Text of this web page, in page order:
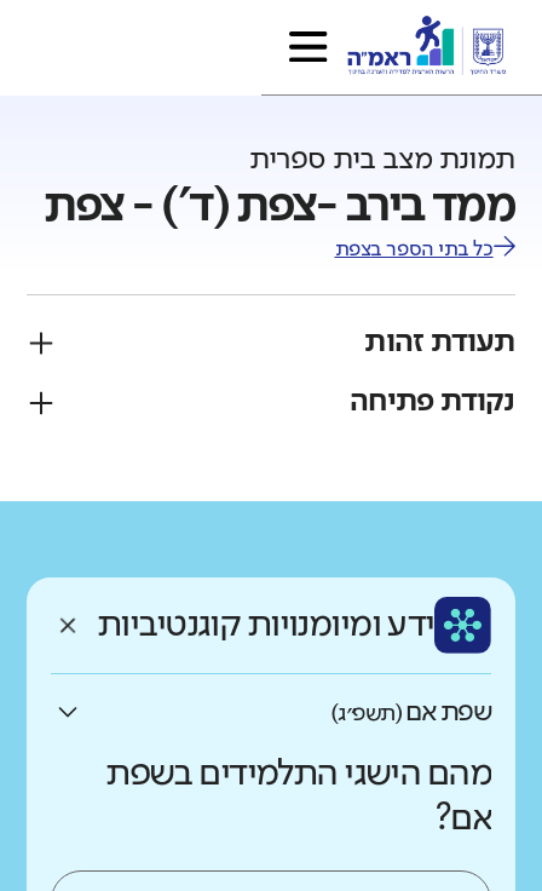
תמונת מצב בית ספרית
ממד בירב -צפת (ד') - צפת
כל בתי הספר בצפת
תעודת זהות
פיקוח
עברית ותיק מאוד
נקודת פתיחה
רקע חברתי כלכלי
נמוך ידע ומיומנויות קוגנטיביות
שפת אם(תשפ״ג)
מהם הישגי התלמידים בשפת
אם?